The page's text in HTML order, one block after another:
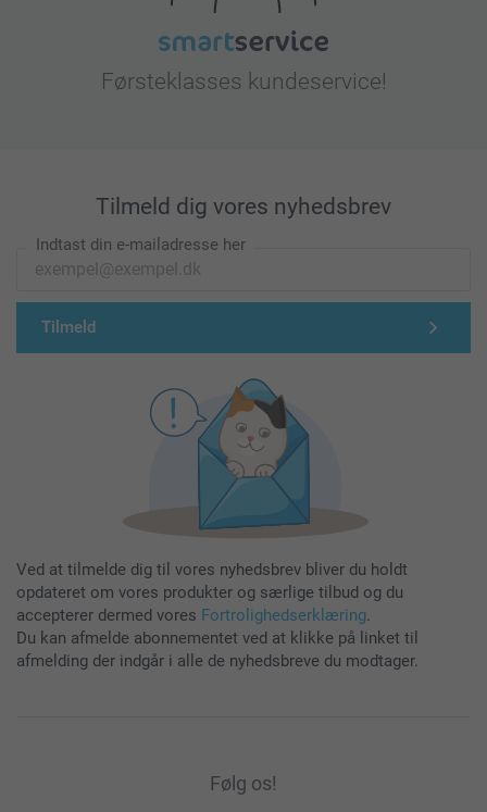
Førsteklasses kundeservice!
Tilmeld dig vores nyhedsbrev
Indtast din e-mailadresse her
Tilmeld
Ved at tilmelde dig til vores nyhedsbrev bliver du holdt
opdateret om vores produkter og særlige tilbud og du
accepterer dermed vores Fortrolighedserklæring.
Du kan afmelde abonnementet ved at klikke på linket til
afmelding der indgår i alle de nyhedsbreve du modtager.
Følg os!